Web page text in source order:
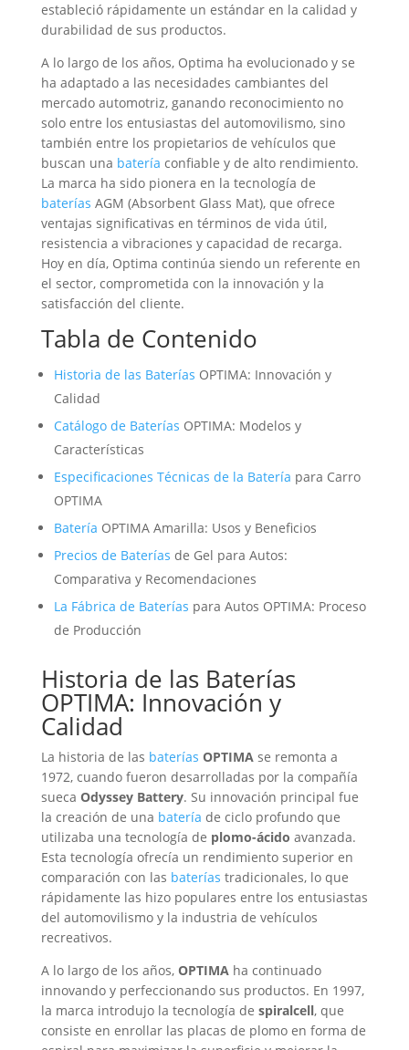
estableció rápidamente un estándar en la calidad y
durabilidad de sus productos.
A lo largo de los años, Optima ha evolucionado y se
ha adaptado a las necesidades cambiantes del
mercado automotriz, ganando reconocimiento no
solo entre los entusiastas del automovilismo, sino
también entre los propietarios de vehículos que
buscan una batería confiable y de alto rendimiento.
La marca ha sido pionera en la tecnología de
baterías AGM (Absorbent Glass Mat), que ofrece
ventajas significativas en términos de vida útil,
resistencia a vibraciones y capacidad de recarga.
Hoy en día, Optima continúa siendo un referente en
el sector, comprometida con la innovación y la
satisfacción del cliente.
Tabla de Contenido
Historia de las Baterías OPTIMA: Innovación y
Calidad
Catálogo de Baterías OPTIMA: Modelos y
Características
Especificaciones Técnicas de la Batería para Carro
OPTIMA
Batería OPTIMA Amarilla: Usos y Beneficios
Precios de Baterías de Gel para Autos:
Comparativa y Recomendaciones
La Fábrica de Baterías para Autos OPTIMA: Proceso
de Producción
Historia de las Baterías
OPTIMA: Innovación y
Calidad
La historia de las baterías OPTIMAse remonta a
1972, cuando fueron desarrolladas por la compañía
sueca Odyssey Battery. Su innovación principal fue
la creación de una batería de ciclo profundo que
utilizaba una tecnología de plomo-ácido avanzada.
Esta tecnología ofrecía un rendimiento superior en
comparación con las baterías tradicionales, lo que
rápidamente las hizo populares entre los entusiastas
del automovilismo y la industria de vehículos
recreativos.
A lo largo de los años, OPTIMAha continuado
innovando y perfeccionando sus productos. En 1997,
la marca introdujo la tecnología de spiralcell, que
consiste en enrollar las placas de plomo en forma de